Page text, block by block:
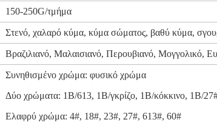
150-250G/τμήμα
Στενό, χαλαρό κύμα, κύμα σώματος, βαθύ κύμα,
Βραζιλιανό, Μαλαισιανό, Περουβιανό, Μογγολικό,
Συνηθισμένο χρώμα: φυσικό χρώμα
Δύο χρώματα: 1Β/613, 1Β/γκρίζο, 1Β/κόκκινο, 1Β/
Ελαφρύ χρώμα: 4#, 18#, 23#, 27#, 613#, 60#